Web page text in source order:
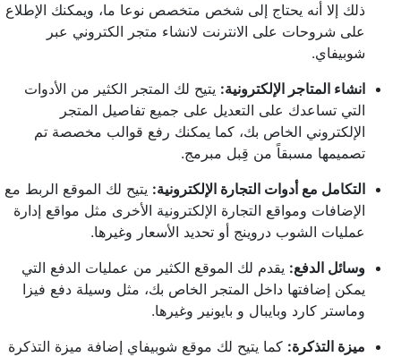
ذلك إلا أنه يحتاج إلى شخص متخصص نوعا ما، ويمكنك الإطلاع
على شروحات على الانترنت لانشاء متجر الكتروني عبر
شوبيفاي.
انشاء المتاجر الإلكترونية: يتيح لك المتجر الكثير من الأدوات
التي تساعدك على التعديل على جميع تفاصيل المتجر
الإلكتروني الخاص بك، كما يمكنك رفع قوالب مخصصة تم
تصميمها مسبقاً من قِبل مبرمج.
التكامل مع أدوات التجارة الإلكترونية: يتيح لك الموقع الربط مع
الإضافات ومواقع التجارة الإلكترونية الأخرى مثل مواقع إدارة
عمليات الشوب دروينج أو تحديد الأسعار وغيرها.
وسائل الدفع: يقدم لك الموقع الكثير من عمليات الدفع التي
يمكن إضافتها داخل المتجر الخاص بك، مثل وسيلة دفع فيزا
وماستر كارد وبايبال و بايونير وغيرها.
ميزة التذكرة: كما يتيح لك موقع شوبيفاي إضافة ميزة التذكرة